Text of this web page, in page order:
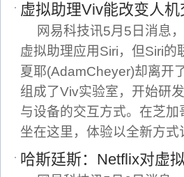
虚拟助理Viv能改变人机
网易科技讯5月5日消息
虚拟助理应用Siri，但Siri的
夏耶(AdamCheyer)却离开
组成了Viv实验室，开始研
与设备的交互方式。在芝
坐在这里，体验以全新方式
哈斯廷斯：Netflix对虚